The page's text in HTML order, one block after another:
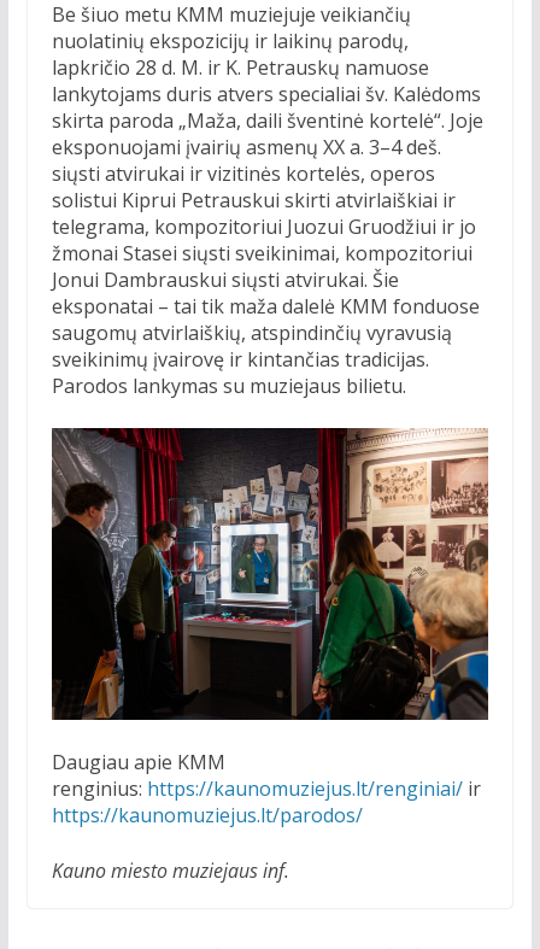
Be šiuo metu KMM muziejuje veikiančių
nuolatinių ekspozicijų ir laikinų parodų,
lapkričio 28 d. M. ir K. Petrauskų namuose
lankytojams duris atvers specialiai šv. Kalėdoms
skirta paroda „Maža, daili šventinė kortelė“. Joje
eksponuojami įvairių asmenų XX a. 3–4 deš.
siųsti atvirukai ir vizitinės kortelės, operos
solistui Kiprui Petrauskui skirti atvirlaiškiai ir
telegrama, kompozitoriui Juozui Gruodžiui ir jo
žmonai Stasei siųsti sveikinimai, kompozitoriui
Jonui Dambrauskui siųsti atvirukai. Šie
eksponatai – tai tik maža dalelė KMM fonduose
saugomų atvirlaiškių, atspindinčių vyravusią
sveikinimų įvairovę ir kintančias tradicijas.
Parodos lankymas su muziejaus bilietu.
Daugiau apie KMM
renginius: https://kaunomuziejus.lt/renginiai/ir
https://kaunomuziejus.lt/parodos/
Kauno miesto muziejaus inf.